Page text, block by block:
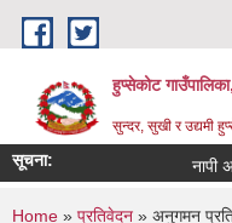
Skip to main content
हुप्सेकोट
सुन्दर, सुखी र उद्यमी
सूचना: नापी
Home » प्रतिवेदन » अनुगमन